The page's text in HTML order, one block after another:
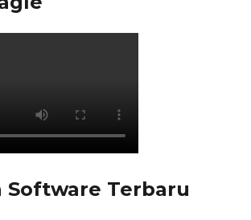
Software Terbaru